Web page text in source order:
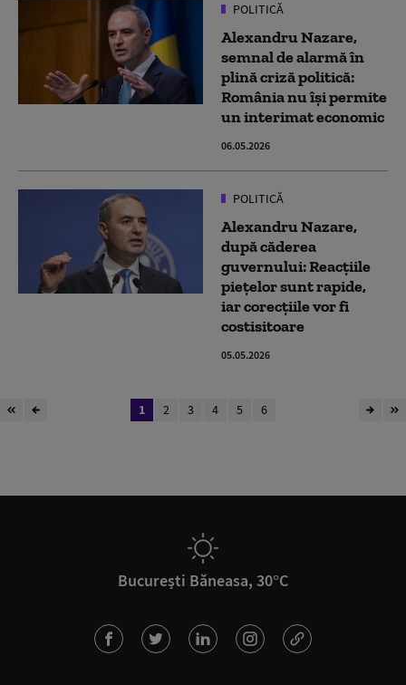
POLITICĂ
Alexandru Nazare,
semnal de alarmă în
plină criză politică:
România nu își permite
un interimat economic
06.05.2026
POLITICĂ
Alexandru Nazare,
după căderea
guvernului: Reacţiile
pieţelor sunt rapide,
iar corecţiile vor fi
costisitoare
05.05.2026
1 2 3 4 5 6
București Băneasa, 30°C